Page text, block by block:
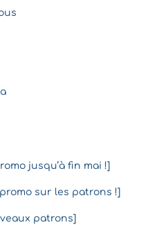
jusqu’à fin mai !]
sur les patrons !]
patrons]